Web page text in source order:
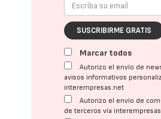
SUSCRIBIRME GRATIS
Marcar todos
Autorizo el envío de
avisos informativos
interempresas.net
Autorizo el envío de
de terceros vía